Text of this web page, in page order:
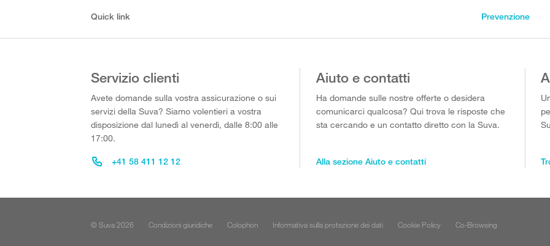
Quick link Prevenzione
Servizio clienti
Avete domande sulla vostra assicurazione o sui
servizi della Suva? Siamo volentieri a vostra
disposizione dal lunedì al venerdì, dalle 8:00 alle
17:00.
+41 58 411 12 12
Aiuto e contatti
Ha domande sulle nostre offerte o desidera
comunicarci qualcosa? Qui trova le risposte che
sta cercando e un contatto diretto con la Suva.
Alla sezione Aiuto e contatti
© Suva 2026 Condizioni giuridiche Colophon Informativa sulla protezione dei dati Cookie Policy Co-Browsing